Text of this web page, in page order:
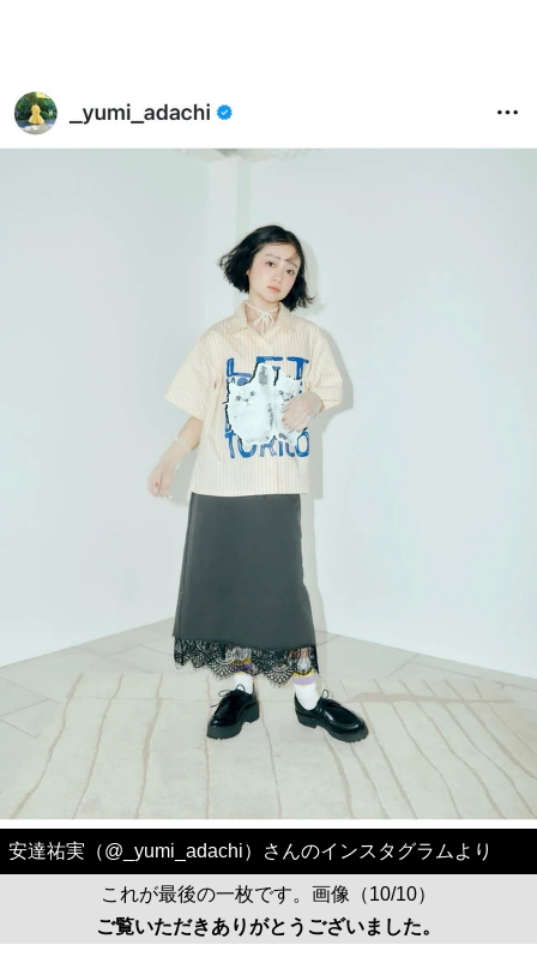
安達祐実（@_yumi_adachi）さんのインスタグラムより
これが最後の一枚です。画像（10/10）
ご覧いただきありがとうございました。